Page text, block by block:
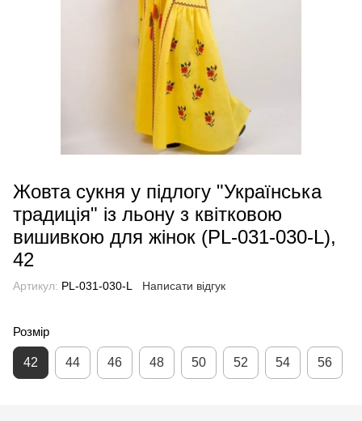
Жовта сукня у підлогу "Українська
традиція" із льону з квітковою
вишивкою для жінок (PL-031-030-L),
42
Артикул: PL-031-030-L Написати відгук
Розмір
42 44 46 48 50 52 54 56